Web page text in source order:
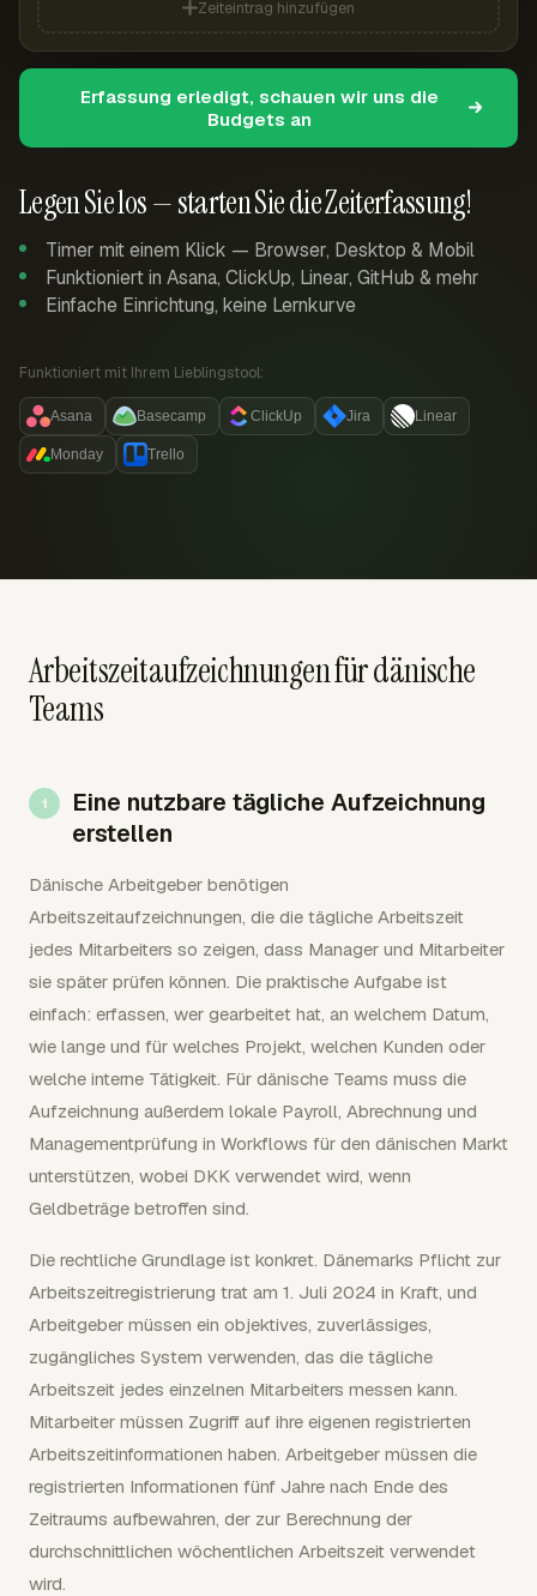
Legen Sie los — starten Sie die Zeiterfassung!
Timer mit einem Klick — Browser, Desktop & Mobil
Funktioniert in Asana, ClickUp, Linear, GitHub & mehr
Einfache Einrichtung, keine Lernkurve
Funktioniert mit Ihrem Lieblingstool:
Asana Basecamp ClickUp Jira Linear
Monday Trello
Zeiteintrag hinzufügen
Erfassung erledigt, schauen wir uns die
Budgets an
Arbeitszeitaufzeichnungen für dänische
Teams
Eine nutzbare tägliche Aufzeichnung
erstellen
Dänische Arbeitgeber benötigen
Arbeitszeitaufzeichnungen, die die tägliche Arbeitszeit
jedes Mitarbeiters so zeigen, dass Manager und Mitarbeiter
sie später prüfen können. Die praktische Aufgabe ist
einfach: erfassen, wer gearbeitet hat, an welchem Datum,
wie lange und für welches Projekt, welchen Kunden oder
welche interne Tätigkeit. Für dänische Teams muss die
Aufzeichnung außerdem lokale Payroll, Abrechnung und
Managementprüfung in Workflows für den dänischen Markt
unterstützen, wobei DKK verwendet wird, wenn
Geldbeträge betroffen sind.
Die rechtliche Grundlage ist konkret. Dänemarks Pflicht zur
Arbeitszeitregistrierung trat am 1. Juli 2024 in Kraft, und
Arbeitgeber müssen ein objektives, zuverlässiges,
zugängliches System verwenden, das die tägliche
Arbeitszeit jedes einzelnen Mitarbeiters messen kann.
Mitarbeiter müssen Zugriff auf ihre eigenen registrierten
Arbeitszeitinformationen haben. Arbeitgeber müssen die
registrierten Informationen fünf Jahre nach Ende des
Zeitraums aufbewahren, der zur Berechnung der
durchschnittlichen wöchentlichen Arbeitszeit verwendet
wird.